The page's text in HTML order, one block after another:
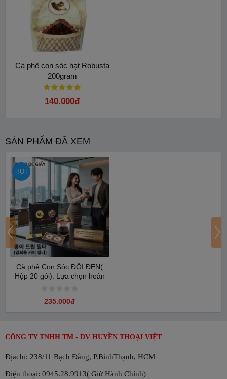
직장에서 전문적인 커피를 즐길 수 있는 완벽한 솔루션에
오신 것을 환영합니다. 커피 콘삭 종이 필터 드립 더블 블
랙 - 20포입 박스는 매일의 창의력을 깨워주는 이상적인 동
반자입니다. Huyền Thoại Việt에서 정식 유통하는 이 제품
은 아라비카 70%와 로부스타 30%의 섬세한 블렌딩으로 완
성된 프리미엄 풍미를 자랑합니다
☕커피 콘삭 종이 필터 드립 더블 블랙 - 20포입 박스는 원
학 첨가물이나 유해한 방부제를 전혀 사용하지 않아 소비
쁜 일상 속에서도 시간을 절약하면서 전통 핸드드립 커피
의 깊고 진한 맛을 그대로 유지해 줍니다
Cà phê con sóc hạt Robusta
200gram
140.000đ
SẢN PHẨM ĐÃ XEM
HOT
Cà phê Con Sóc ĐÔI ĐEN(
Hộp 20 gói): Lựa chọn hoàn
235.000đ
CÔNG TY TNHH TM - DV HUYỀN THOẠI VIỆT
Địachỉ: 238/11 Bạch Đằng, P.BìnhThạnh, HCM
Điện thoại: 0945.28.9913( Giờ Hành Chính)